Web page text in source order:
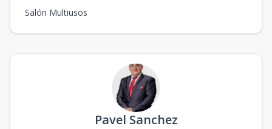
Salón Multiusos
Pavel Sanchez